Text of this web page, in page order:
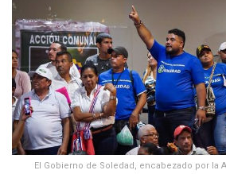
El Gobierno de Soledad, encabezado por la